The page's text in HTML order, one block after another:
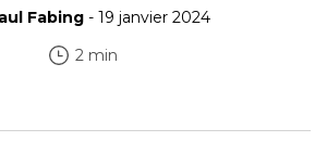
Fabing- 19 janvier 2024
2 min